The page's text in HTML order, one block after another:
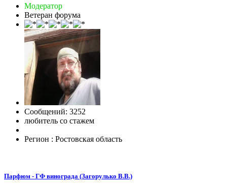
Модератор
Ветеран форума
Сообщений: 3252
любитель со стажем
Регион : Ростовская область
Парфюм - ГФ винограда (Загорулько В.В.)